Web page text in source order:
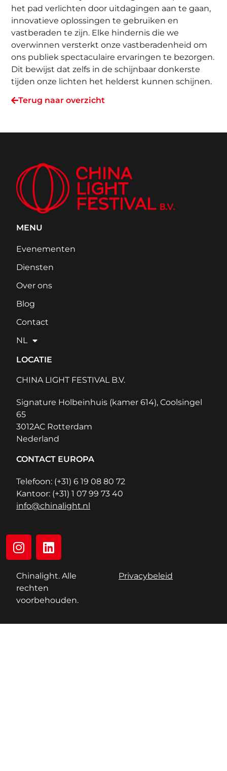
het pad verlichten door uitdagingen aan te gaan,
innovatieve oplossingen te gebruiken en
vastberaden te zijn. Elke hindernis die we
overwinnen versterkt onze vastberadenheid om
ons publiek spectaculaire ervaringen te bezorgen.
Dit bewijst dat zelfs in de schijnbaar donkerste
tijden onze lichten het helderst kunnen schijnen.
Terug naar overzicht
MENU
Evenementen
Diensten
Over ons
Blog
Contact
NL
LOCATIE
CHINA LIGHT FESTIVAL B.V.
Signature Holbeinhuis (kamer 614), Coolsingel
65
3012AC Rotterdam
Nederland
CONTACT EUROPA
Telefoon: (+31) 6 19 08 80 72
Kantoor: (+31) 1 07 99 73 40
info@chinalight.nl
Chinalight. Alle
rechten
voorbehouden.
Privacybeleid